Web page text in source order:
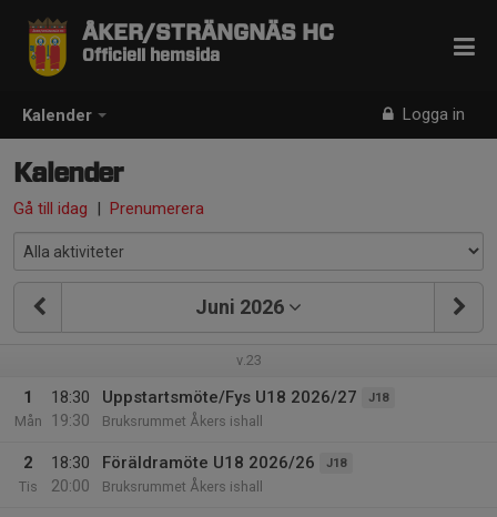
Kalender Logga in
ÅKER/STRÄNGNÄS HC
Officiell hemsida
Kalender
Gå till idag | Prenumerera
Juni 2026
v.23
1
Mån
18:30
19:30
Uppstartsmöte/Fys U18 2026/27 J18
Bruksrummet Åkers ishall
2
Tis
18:30
20:00
Föräldramöte U18 2026/26 J18
Bruksrummet Åkers ishall